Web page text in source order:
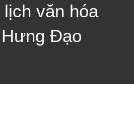
lịch văn hóa
Đạo